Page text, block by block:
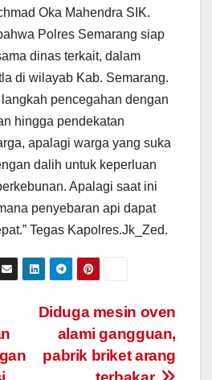
Oka Mahendra SIK.
Polres Semarang siap
dinas terkait, dalam
di wilayab Kab. Semarang.
pencegahan dengan
hingga pendekatan
apalagi warga yang suka
dalih untuk keperluan
Apalagi saat ini
penyebaran api dapat
Tegas Kapolres.Jk_Zed.
Diduga mesin oven
alami gangguan,
pabrik briket arang